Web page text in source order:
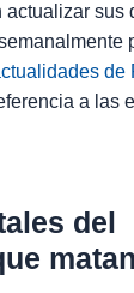
sus
de
a las
del